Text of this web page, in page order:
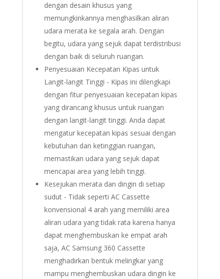
dengan desain khusus yang
memungkinkannya menghasilkan aliran
udara merata ke segala arah. Dengan
begitu, udara yang sejuk dapat terdistribusi
dengan baik di seluruh ruangan.
Penyesuaian Kecepatan Kipas untuk
Langit-langit Tinggi - Kipas ini dilengkapi
dengan fitur penyesuaian kecepatan kipas
yang dirancang khusus untuk ruangan
dengan langit-langit tinggi. Anda dapat
mengatur kecepatan kipas sesuai dengan
kebutuhan dan ketinggian ruangan,
memastikan udara yang sejuk dapat
mencapai area yang lebih tinggi.
Kesejukan merata dan dingin di setiap
sudut - Tidak seperti AC Cassette
konvensional 4 arah yang memiliki area
aliran udara yang tidak rata karena hanya
dapat menghembuskan ke empat arah
saja, AC Samsung 360 Cassette
menghadirkan bentuk melingkar yang
mampu menghembuskan udara dingin ke